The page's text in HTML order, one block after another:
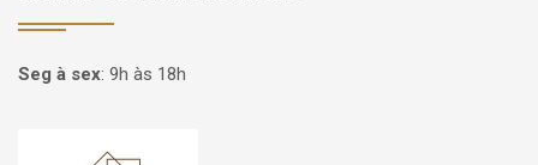
Seg à sex: 9h às 18h
Página inicial